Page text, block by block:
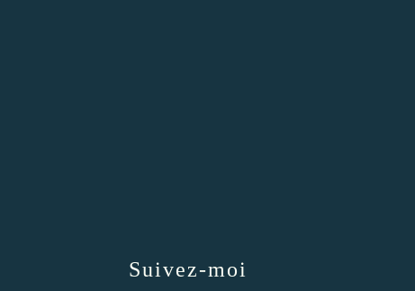
Suivez-moi